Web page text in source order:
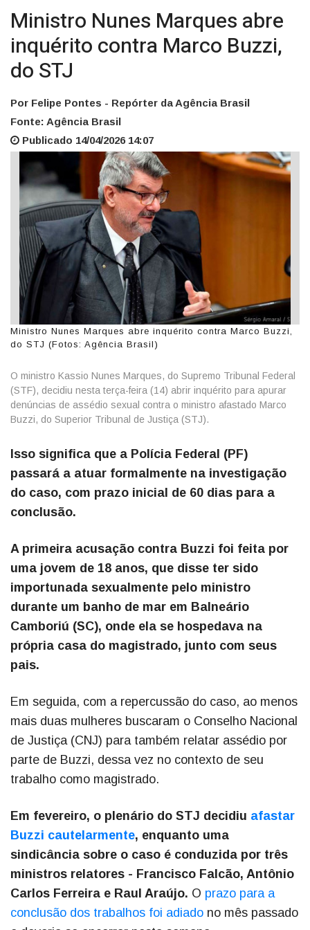
Ministro Nunes Marques abre
inquérito contra Marco Buzzi,
do STJ
Por Felipe Pontes - Repórter da Agência Brasil
Fonte: Agência Brasil
Publicado 14/04/2026 14:07
Ministro Nunes Marques abre inquérito contra Marco Buzzi,
do STJ (Fotos: Agência Brasil)
O ministro Kassio Nunes Marques, do Supremo Tribunal Federal
(STF), decidiu nesta terça-feira (14) abrir inquérito para apurar
denúncias de assédio sexual contra o ministro afastado Marco
Buzzi, do Superior Tribunal de Justiça (STJ).
Isso significa que a Polícia Federal (PF)
passará a atuar formalmente na investigação
do caso, com prazo inicial de 60 dias para a
conclusão.
A primeira acusação contra Buzzi foi feita por
uma jovem de 18 anos, que disse ter sido
importunada sexualmente pelo ministro
durante um banho de mar em Balneário
Camboriú (SC), onde ela se hospedava na
própria casa do magistrado, junto com seus
pais.
Em seguida, com a repercussão do caso, ao menos
mais duas mulheres buscaram o Conselho Nacional
de Justiça (CNJ) para também relatar assédio por
parte de Buzzi, dessa vez no contexto de seu
trabalho como magistrado.
Em fevereiro, o plenário do STJ decidiu afastar
Buzzi cautelarmente, enquanto uma
sindicância sobre o caso é conduzida por três
ministros relatores - Francisco Falcão, Antônio
Carlos Ferreira e Raul Araújo. O prazo para a
conclusão dos trabalhos foi adiado no mês passado